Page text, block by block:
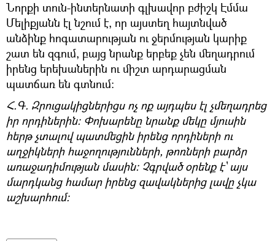
Նորքի տուն-ինտերնատի գլխավոր բժիշկ Էմմա
Մելիքյանն էլ նշում է, որ այստեղ հայտնված
անձինք հոգատարության ու ջերմության կարիք
շատ են զգում, բայց նրանք երբեք չեն մեղադրում
իրենց երեխաներին ու միշտ արդարացման
պատճառ են գտնում:
Հ.Գ. Զրուցակիցներիցս ոչ ոք այդպես էլ չմեղադրեց
իր որդիներին: Փոխարենը նրանք մեկը մյուսին
հերթ չտալով պատմեցին իրենց որդիների ու
աղջիկների հաջողությունների, թոռների բարձր
առաջադիմության մասին: Չգրված օրենք է՝ այս
մարդկանց համար իրենց զավակներից լավը չկա
աշխարհում: